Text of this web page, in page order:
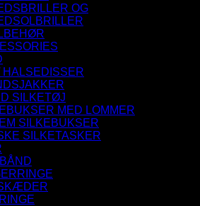
OG
HALSEDISSER
SILKETØJ
MED LOMMER
SILKEBUKSER
SILKETASKER